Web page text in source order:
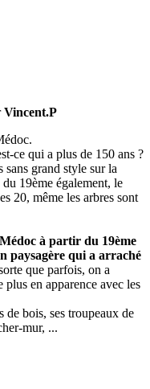
Vincent.P
ce qui a plus de 150 ans ?
sans grand style sur la
19ème également, le
20, même les arbres sont
à partir du 19ème
paysagère qui a arraché
que parfois, on a
en apparence avec les
de bois, ses troupeaux de
mur, ...